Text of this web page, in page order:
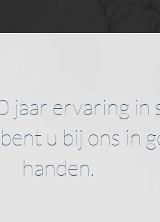
jaar ervaring in
u bij ons in
handen.